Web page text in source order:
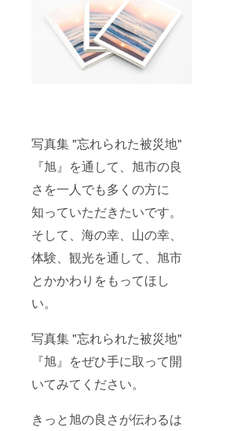
写真集 "忘れられた被災地"
『旭』を通して、旭市の良
さを一人でも多くの方に
知っていただきたいです。
そして、海の幸、山の幸、
体験、観光を通して、旭市
とかかわりをもってほし
い。
写真集 "忘れられた被災地"
『旭』をぜひ手に取って開
いてみてください。
きっと旭の良さが伝わるは